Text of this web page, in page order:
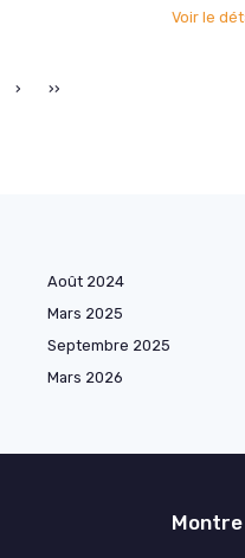
Voir le
› ››
Août 2024
Mars 2025
Septembre 2025
Mars 2026